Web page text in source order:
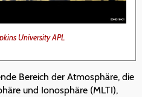
University APL
Bereich der Atmosphäre, die
und Ionosphäre (MLTI),